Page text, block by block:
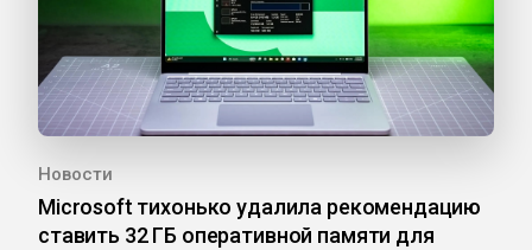
Новости
Microsoft тихонько удалила рекомендацию
ставить 32 ГБ оперативной памяти для